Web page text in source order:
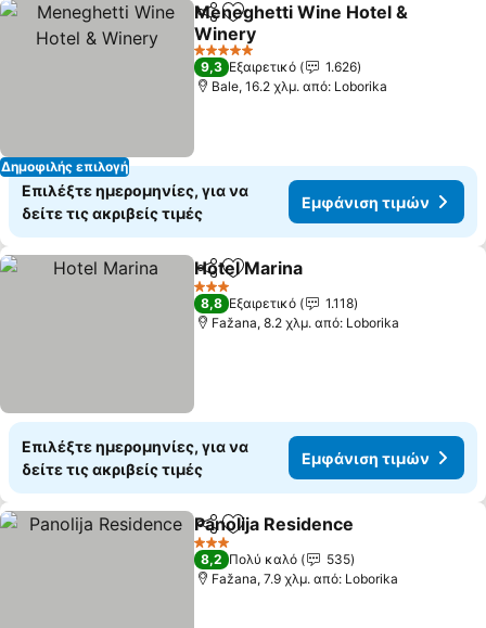
Δημοφιλής επιλογή
Κοινοποίηση
Προσθήκη στα αγαπημένα
Meneghetti Wine Hotel &
Winery
5 Αστέρια
9,3 Εξαιρετικό
1.626
Bale, 16.2 χλμ. από: Loborika
Επιλέξτε ημερομηνίες, για να
δείτε τις ακριβείς τιμές
Εμφάνιση τιμών
Κοινοποίηση
Προσθήκη στα αγαπημένα
Hotel Marina
3 Αστέρια
8,8 Εξαιρετικό
1.118
Fažana, 8.2 χλμ. από: Loborika
Επιλέξτε ημερομηνίες, για να
δείτε τις ακριβείς τιμές
Εμφάνιση τιμών
Κοινοποίηση
Προσθήκη στα αγαπημένα
Panolija Residence
3 Αστέρια
8,2 Πολύ καλό
535
Fažana, 7.9 χλμ. από: Loborika